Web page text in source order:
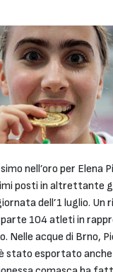
nell’oro per Elena
posti in altrettante
dell’1 luglio.
104 atleti in
Nelle acque di Brno,
stato esportato anche